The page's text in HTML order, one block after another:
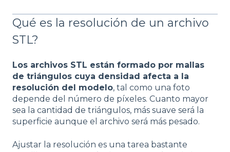
Qué es la resolución de un archivo
STL?
Los archivos STL están formado por mallas
de triángulos cuya densidad afecta a la
resolución del modelo, tal como una foto
depende del número de píxeles. Cuanto mayor
sea la cantidad de triángulos, más suave será la
superficie aunque el archivo será más pesado.
Ajustar la resolución es una tarea bastante